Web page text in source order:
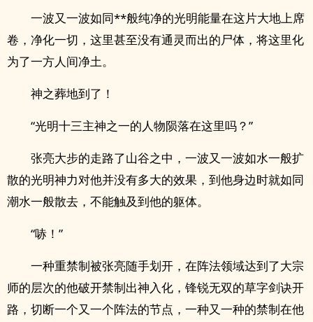
一波又一波如同**般纯净的光明能量在这片大地上席
卷，净化一切，这里甚至没有通灵而出的尸体，将这里化
为了一方人间净土。
神之葬地到了！
“光明十三主神之一的人物陨落在这里吗？”
张亮大步的走路了山谷之中，一波又一波如水一般扩
散的光明神力对他并没有多大的效果，到他身边时就如同
潮水一般散去，不能触及到他的躯体。
“哧！”
一种重禁制被张亮随手划开，在阵法领域达到了大宗
师的层次的他破开禁制出神入化，锋锐无双的草字剑诀开
路，切断一个又一个阵法的节点，一种又一种的禁制在他